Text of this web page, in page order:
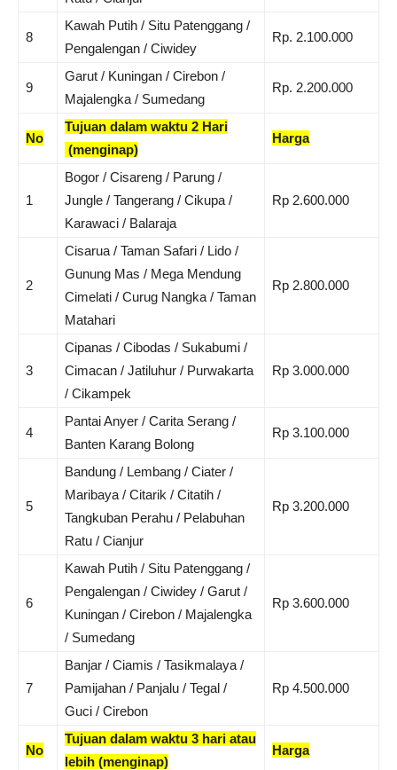
8
Kawah Putih / Situ Patenggang /
Pengalengan / Ciwidey
Rp. 2.100.000
9
Garut / Kuningan / Cirebon /
Majalengka / Sumedang
Rp. 2.200.000
No
Tujuan dalam waktu 2 Hari
(menginap)
Harga
1
Bogor / Cisareng / Parung /
Jungle / Tangerang / Cikupa /
Karawaci / Balaraja
Rp 2.600.000
2
Cisarua / Taman Safari / Lido /
Gunung Mas / Mega Mendung
Cimelati / Curug Nangka / Taman
Matahari
Rp 2.800.000
3
Cipanas / Cibodas / Sukabumi /
Cimacan / Jatiluhur / Purwakarta
/ Cikampek
Rp 3.000.000
4
Pantai Anyer / Carita Serang /
Banten Karang Bolong
Rp 3.100.000
5
Bandung / Lembang / Ciater /
Maribaya / Citarik / Citatih /
Tangkuban Perahu / Pelabuhan
Ratu / Cianjur
Rp 3.200.000
6
Kawah Putih / Situ Patenggang /
Pengalengan / Ciwidey / Garut /
Kuningan / Cirebon / Majalengka
/ Sumedang
Rp 3.600.000
7
Banjar / Ciamis / Tasikmalaya /
Pamijahan / Panjalu / Tegal /
Guci / Cirebon
Rp 4.500.000
No
Tujuan dalam waktu 3 hari atau
lebih (menginap)
Harga